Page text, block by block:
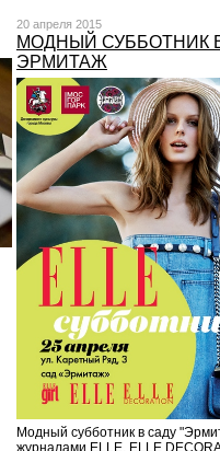
20 апреля 2015
МОДНЫЙ СУББОТНИК
ЭРМИТАЖ
Модный субботник в саду
журналами ELLE, ELLE